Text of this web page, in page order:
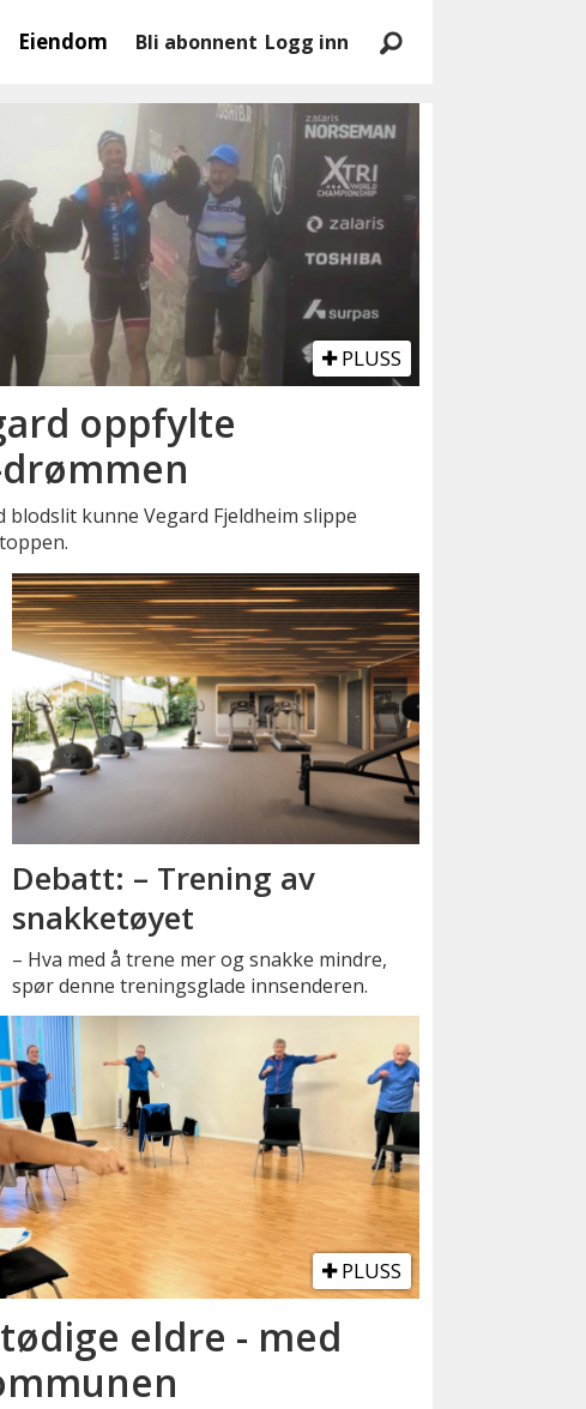
Eiendom Bli abonnent Logg inn
PLUSS
oppfylte
blodslit kunne Vegard Fjeldheim slippe
Debatt: – Trening av
snakketøyet
– Hva med å trene mer og snakke mindre,
spør denne treningsglade innsenderen.
PLUSS
eldre - med